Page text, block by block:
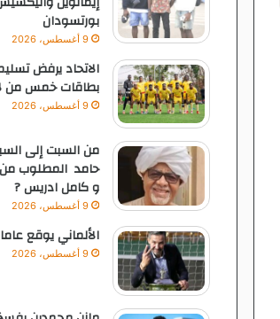
بورتسودان
9 أغسطس، 2026
الاتحاد يرفض
بطاقات خمس من
9 أغسطس، 2026
من السبت إلى
حامد المطلوب من
و كامل ادريس ?
9 أغسطس، 2026
الألماني يوقع
9 أغسطس، 2026